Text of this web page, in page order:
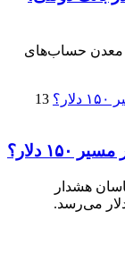
معدن حساب‌های
13
دلار؟
هشدار